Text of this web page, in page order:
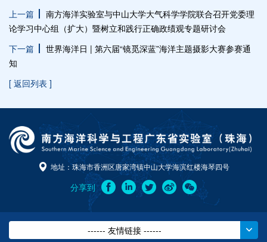
上一篇
南方海洋实验室与中山大学大气科学学院联合召开党委理
论学习中心组（扩大）暨树立和践行正确政绩观专题研讨会
下一篇
世界海洋日 | 第六届“镜觅深蓝”海洋主题摄影大赛参赛通
知
[ 返回列表 ]
地址：珠海市香洲区唐家湾镇中山大学海滨红楼海琴四号
分享到
------ 友情链接 ------